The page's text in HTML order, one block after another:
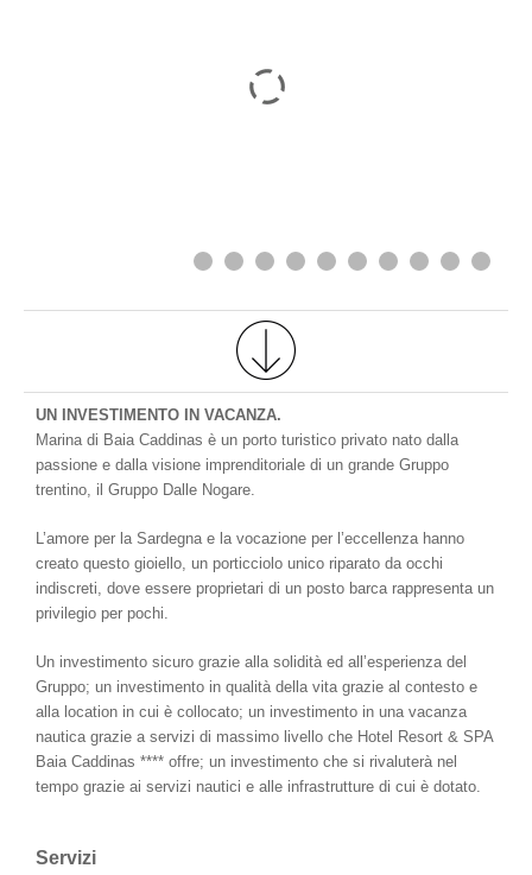
UN INVESTIMENTO IN VACANZA.
Marina di Baia Caddinas è un porto turistico privato nato dalla
passione e dalla visione imprenditoriale di un grande Gruppo
trentino, il Gruppo Dalle Nogare.
L’amore per la Sardegna e la vocazione per l’eccellenza hanno
creato questo gioiello, un porticciolo unico riparato da occhi
indiscreti, dove essere proprietari di un posto barca rappresenta un
privilegio per pochi.
Un investimento sicuro grazie alla solidità ed all’esperienza del
Gruppo; un investimento in qualità della vita grazie al contesto e
alla location in cui è collocato; un investimento in una vacanza
nautica grazie a servizi di massimo livello che Hotel Resort & SPA
Baia Caddinas **** offre; un investimento che si rivaluterà nel
tempo grazie ai servizi nautici e alle infrastrutture di cui è dotato.
Servizi